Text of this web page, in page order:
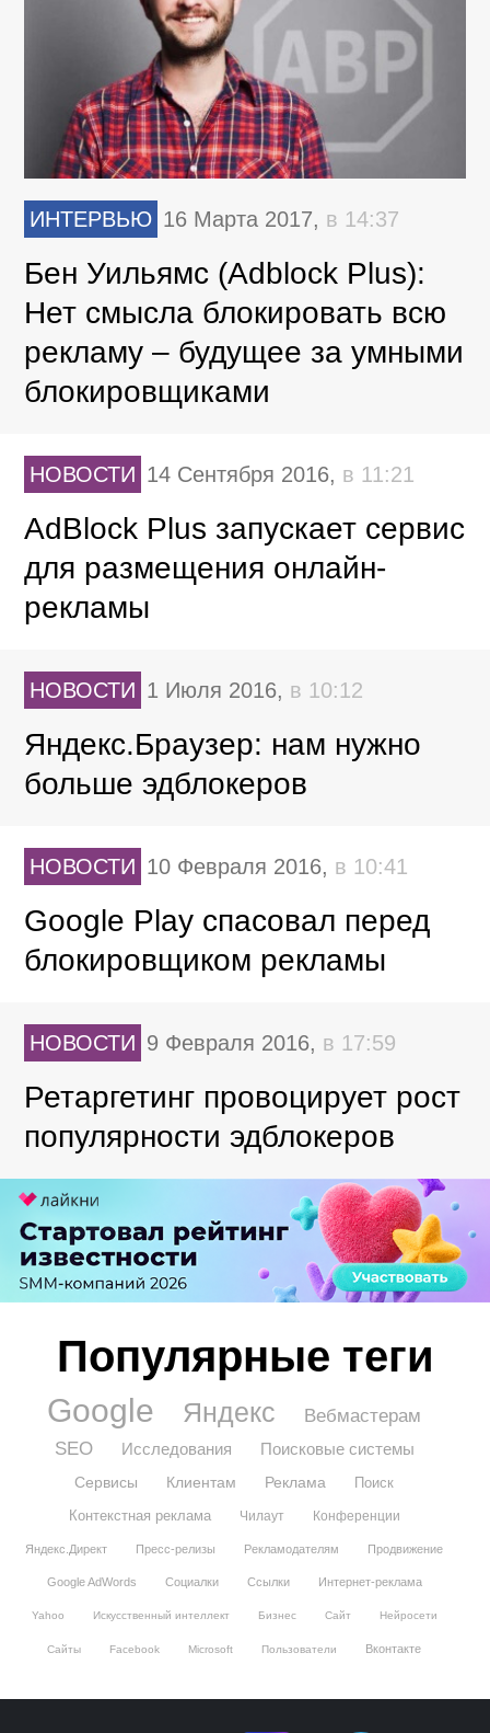
ИНТЕРВЬЮ 16 Марта 2017, в 14:37
Бен Уильямс (Adblock Plus):
Нет смысла блокировать всю
рекламу – будущее за умными
блокировщиками
НОВОСТИ 14 Сентября 2016, в 11:21
AdBlock Plus запускает сервис
для размещения онлайн-
рекламы
НОВОСТИ 1 Июля 2016, в 10:12
Яндекс.Браузер: нам нужно
больше эдблокеров
НОВОСТИ 10 Февраля 2016, в 10:41
Google Play спасовал перед
блокировщиком рекламы
НОВОСТИ 9 Февраля 2016, в 17:59
Ретаргетинг провоцирует рост
популярности эдблокеров
Популярные теги
Google Яндекс
Вебмастерам
SEO
Исследования Поисковые системы
Сервисы Клиентам Реклама
Поиск
Контекстная реклама
Чилаут Конференции
Яндекс.Директ Пресс-релизы Рекламодателям Продвижение
Google AdWords Социалки Ссылки Интернет-реклама
Yahoo Искусственный интеллект Бизнес Сайт Нейросети
Сайты Facebook Microsoft Пользователи Вконтакте